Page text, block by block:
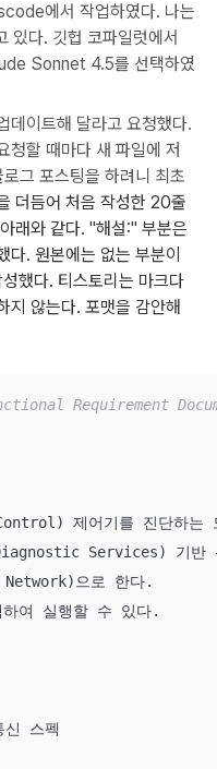
에서 작업하였다. 나는
다. 깃헙 코파일럿에서
Sonnet 4.5를 선택하였
데이트해 달라고 요청했다.
청할 때마다 새 파일에 저
그 포스팅을 하려니 최초
더듬어 처음 작성한 20줄
래와 같다. "해설:" 부분은
다. 원본에는 없는 부분이
했다. 티스토리는 마크다
지 않는다. 포맷을 감안해
Requirement
제어기를 진단하는
Services) 기반
으로 한다.
여 실행할 수 있다.
스펙